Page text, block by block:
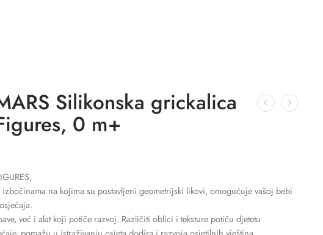
Silikonska grickalica
0 m+
izbočinama na kojima su postavljeni geometrijski likovi, omogućuje vašoj bebi
već i alat koji potiče razvoj. Različiti oblici i teksture potiču djetetu